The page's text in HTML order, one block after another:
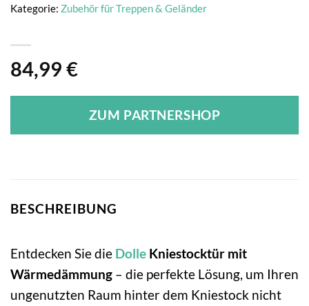
84,99 €
ZUM PARTNERSHOP
Kategorie: Zubehör für Treppen & Geländer
BESCHREIBUNG
Entdecken Sie die Dolle Kniestocktür mit
Wärmedämmung – die perfekte Lösung, um Ihren
ungenutzten Raum hinter dem Kniestock nicht